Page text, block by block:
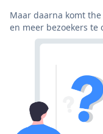
Maar daarna komt
en meer bezoekers te